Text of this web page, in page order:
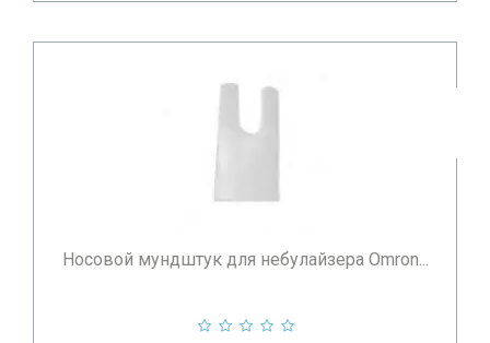
Носовой мундштук для небулайзера Omron...